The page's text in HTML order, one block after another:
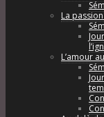
La
L’amour